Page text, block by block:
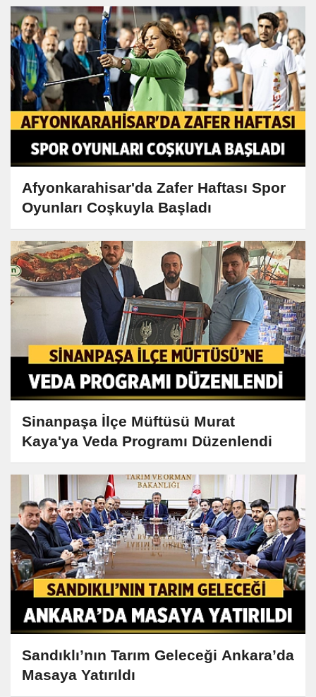
Afyonkarahisar'da Zafer Haftası Spor
Oyunları Coşkuyla Başladı
Sinanpaşa İlçe Müftüsü Murat
Kaya'ya Veda Programı Düzenlendi
Sandıklı’nın Tarım Geleceği Ankara’da
Masaya Yatırıldı